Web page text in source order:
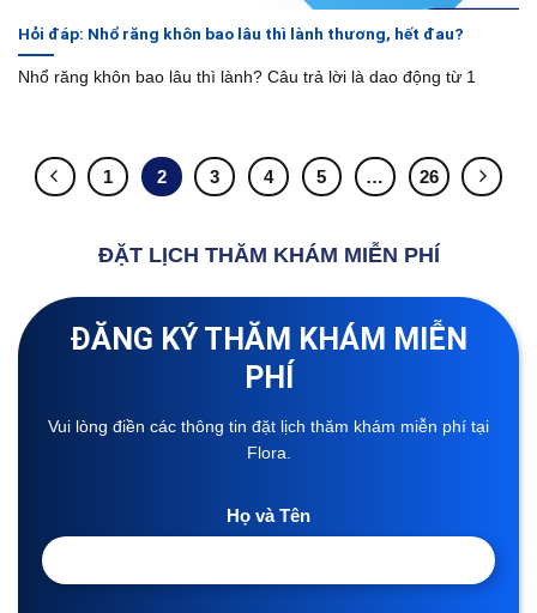
ĐẶT LỊCH THĂM KHÁM MIỄN PHÍ
ĐĂNG KÝ THĂM KHÁM MIỄN
PHÍ
Vui lòng điền các thông tin đặt lịch thăm khám miễn phí tại
Flora.
Họ và Tên
Hỏi đáp: Nhổ răng khôn bao lâu thì lành thương, hết đau?
Nhổ răng khôn bao lâu thì lành? Câu trả lời là dao động từ 1
1 2 3 4 5 … 26